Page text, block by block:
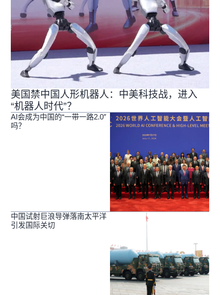
美国禁中国人形机器人：中美科技战，进入
“机器人时代”？
AI会成为中国的“一带一路2.0″
吗？
中国试射巨浪导弹落南太平洋
引发国际关切